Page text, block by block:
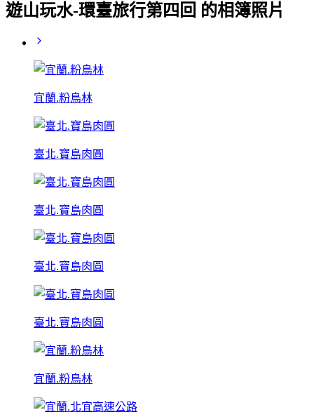
遊山玩水-環臺旅行第四回 的相簿照片
宜蘭.粉鳥林
臺北.寶島肉圓
臺北.寶島肉圓
臺北.寶島肉圓
臺北.寶島肉圓
宜蘭.粉鳥林